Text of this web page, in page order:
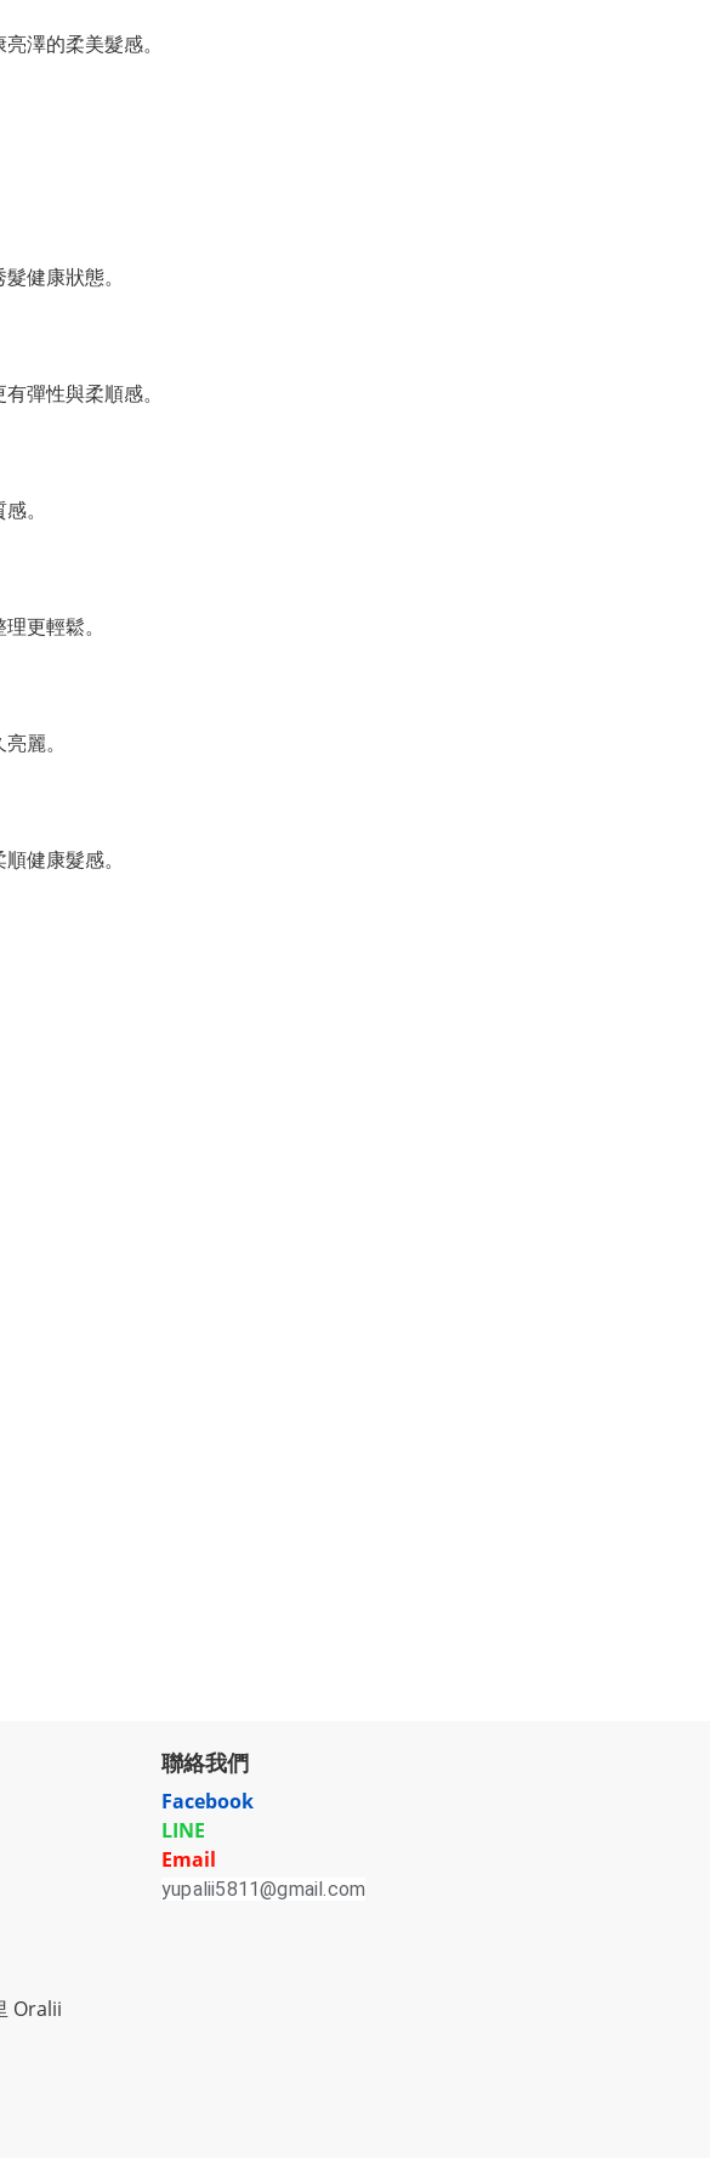
澤的柔美髮感。
健康狀態。
彈性與柔順感。
。
更輕鬆。
麗。
健康髮感。
聯絡我們
Facebook
LINE
Email
yupalii5811@gmail.com
Oralii